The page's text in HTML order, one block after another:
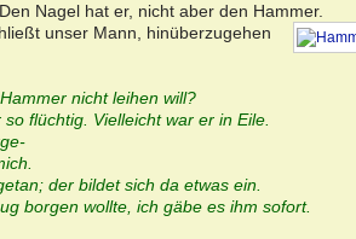
Nagel hat er, nicht aber den Hammer.
unser Mann, hinüberzugehen
nicht leihen will?
flüchtig. Vielleicht war er in Eile.
der bildet sich da etwas ein.
borgen wollte, ich gäbe es ihm sofort.